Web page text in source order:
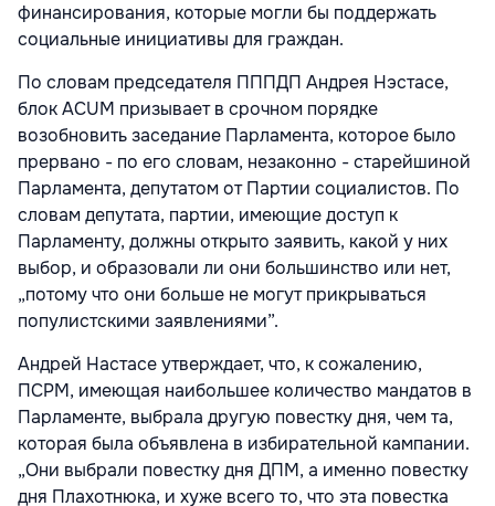
финансирования, которые могли бы поддержать
социальные инициативы для граждан.
По словам председателя ПППДП Андрея Нэстасе,
блок ACUM призывает в срочном порядке
возобновить заседание Парламента, которое было
прервано - по его словам, незаконно - старейшиной
Парламента, депутатом от Партии социалистов. По
словам депутата, партии, имеющие доступ к
Парламенту, должны открыто заявить, какой у них
выбор, и образовали ли они большинство или нет,
„потому что они больше не могут прикрываться
популистскими заявлениями”.
Андрей Настасе утверждает, что, к сожалению,
ПСРМ, имеющая наибольшее количество мандатов в
Парламенте, выбрала другую повестку дня, чем та,
которая была объявлена в избирательной кампании.
„Они выбрали повестку дня ДПМ, а именно повестку
дня Плахотнюка, и хуже всего то, что эта повестка